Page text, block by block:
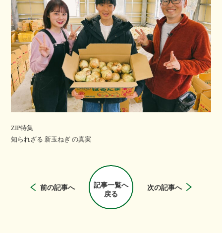
ZIP特集
知られざる 新玉ねぎ の真実
前の記事へ
記事一覧へ
戻る
次の記事へ